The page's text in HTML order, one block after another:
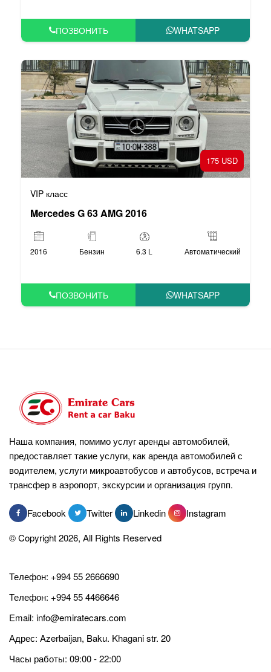
ПОЗВОНИТЬ WHATSAPP
175 USD
VIP класс
Mercedes G 63 AMG 2016
2016 Бензин 6.3 L Автоматический
ПОЗВОНИТЬ WHATSAPP
Наша компания, помимо услуг аренды автомобилей,
предоставляет такие услуги, как аренда автомобилей с
водителем, услуги микроавтобусов и автобусов, встреча и
трансфер в аэропорт, экскурсии и организация групп.
Facebook Twitter Linkedin
Instagram
© Copyright 2026, All Rights Reserved
Телефон: +994 55 2666690
Телефон: +994 55 4466646
Email: info@emiratecars.com
Адрес: Azerbaijan, Baku. Khagani str. 20
Часы работы: 09:00 - 22:00